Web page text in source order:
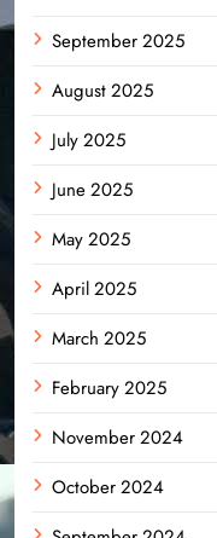
September 2025
August 2025
July 2025
June 2025
May 2025
April 2025
March 2025
February 2025
November 2024
October 2024